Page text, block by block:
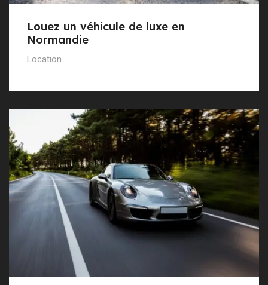
Louez un véhicule de luxe en
Normandie
Location